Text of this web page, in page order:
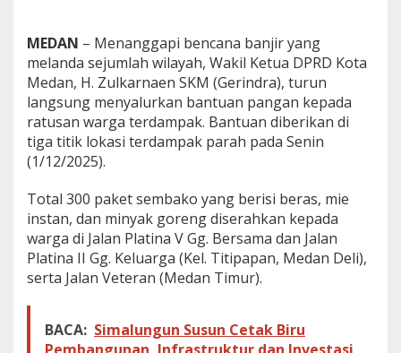
j
i
r
:
Z
u
l
n
a
e
n
K
e
MEDAN – Menanggapi bencana banjir yang
melanda sejumlah wilayah, Wakil Ketua DPRD Kota
Medan, H. Zulkarnaen SKM (Gerindra), turun
langsung menyalurkan bantuan pangan kepada
ratusan warga terdampak. Bantuan diberikan di
tiga titik lokasi terdampak parah pada Senin
(1/12/2025).
Total 300 paket sembako yang berisi beras, mie
instan, dan minyak goreng diserahkan kepada
warga di Jalan Platina V Gg. Bersama dan Jalan
Platina II Gg. Keluarga (Kel. Titipapan, Medan Deli),
serta Jalan Veteran (Medan Timur).
BACA: Simalungun Susun Cetak Biru
Pembangunan, Infrastruktur dan Investasi